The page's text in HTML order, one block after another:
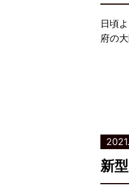
日頃
府の
新